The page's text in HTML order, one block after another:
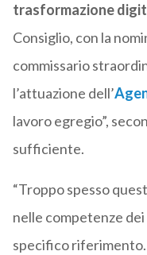
trasformazione
Consiglio, con la
commissario
l’attuazione dell’
lavoro egregio”,
sufficiente.
“Troppo spesso
nelle competenze
specifico